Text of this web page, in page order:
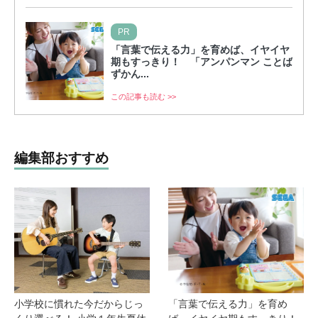
PR
「言葉で伝える力」を育めば、イヤイヤ
期もすっきり！ 「アンパンマン ことば
ずかん...
この記事も読む >>
編集部おすすめ
小学校に慣れた今だからじっ
「言葉で伝える力」を育め